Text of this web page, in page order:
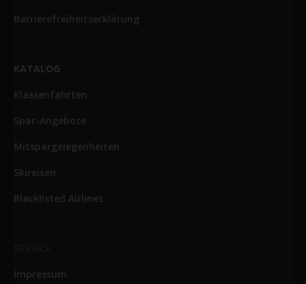
Barrierefreiheitserklärung
KATALOG
Klassenfahrten
Spar-Angebote
Mitspargelegenheiten
Skireisen
Blacklisted Airlines
Impressum